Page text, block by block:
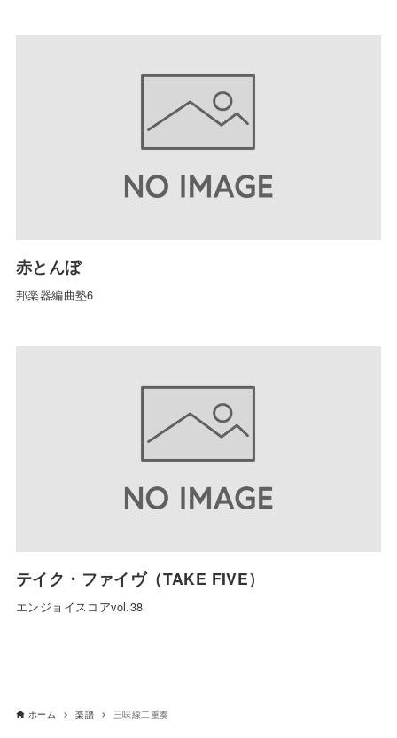
赤とんぼ
邦楽器編曲塾6
テイク・ファイヴ（TAKE FIVE）
エンジョイスコアvol.38
ホーム 楽譜 三味線二重奏